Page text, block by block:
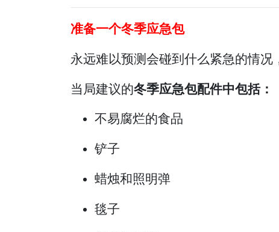
准备一个冬季应急包
永远难以预测会碰到什么紧急的情况
当局建议的冬季应急包配件中包括：
不易腐烂的食品
铲子
蜡烛和照明弹
毯子